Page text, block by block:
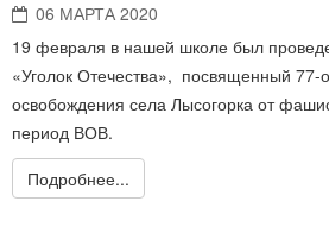
06 МАРТА 2020
19 февраля в нашей школе был
«Уголок Отечества», посвященный 77-
освобождения села Лысогорка от
период ВОВ.
Подробнее...